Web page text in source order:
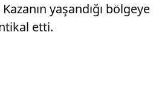
yaşandığı bölgeye
etti.